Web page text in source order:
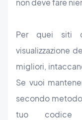
non deve fare
Per quei siti
visualizzazione
migliori,
Se vuoi
secondo
tuo